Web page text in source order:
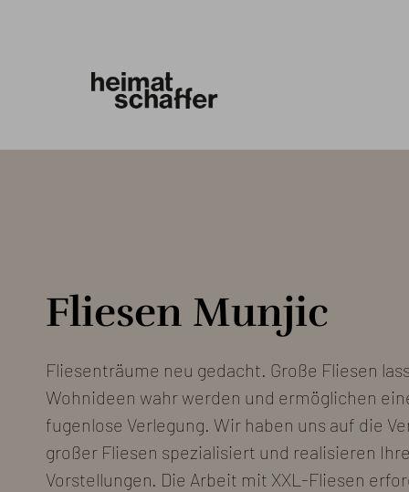
Fliesen Munjic
Fliesenträume neu gedacht. Große Fliesen
Wohnideen wahr werden und ermöglichen
fugenlose Verlegung. Wir haben uns auf die
großer Fliesen spezialisiert und realisieren
Vorstellungen. Die Arbeit mit XXL-Fliesen